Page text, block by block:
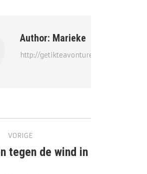
Author: Marieke
http://getikteavonturen.nl
VORIGE
Vorig
tegen de wind in